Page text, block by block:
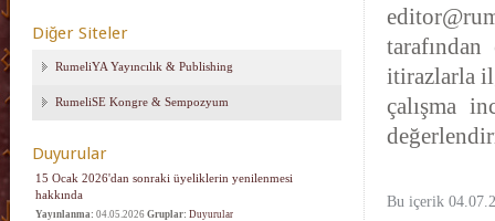
Diğer Siteler
RumeliYA Yayıncılık & Publishing
RumeliSE Kongre & Sempozyum
Duyurular
15 Ocak 2026'dan sonraki üyeliklerin yenilenmesi
hakkında
Yayınlanma: 04.05.2026 Gruplar: Duyurular
itirazlarla
çalışma
Bu içerik